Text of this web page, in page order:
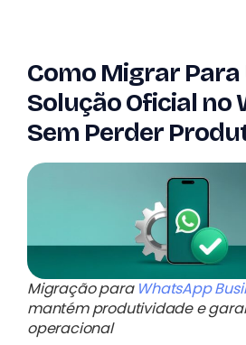
Como Migrar Para
Solução Oficial no
Sem Perder
Migração para WhatsApp
mantém produtividade e
operacional